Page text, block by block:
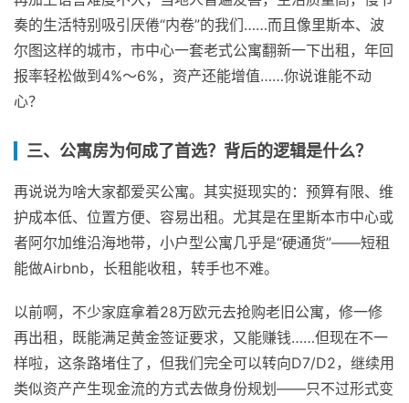
奏的生活特别吸引厌倦“内卷”的我们……而且像里斯本、波
尔图这样的城市，市中心一套老式公寓翻新一下出租，年回
报率轻松做到4%～6%，资产还能增值……你说谁能不动
心？
三、公寓房为何成了首选？背后的逻辑是什么？
再说说为啥大家都爱买公寓。其实挺现实的：预算有限、维
护成本低、位置方便、容易出租。尤其是在里斯本市中心或
者阿尔加维沿海地带，小户型公寓几乎是“硬通货”——短租
能做Airbnb，长租能收租，转手也不难。
以前啊，不少家庭拿着28万欧元去抢购老旧公寓，修一修
再出租，既能满足黄金签证要求，又能赚钱……但现在不一
样啦，这条路堵住了，但我们完全可以转向D7/D2，继续用
类似资产产生现金流的方式去做身份规划——只不过形式变